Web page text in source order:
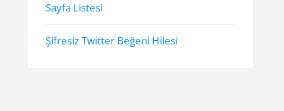
Sayfa Listesi
Şifresiz Twitter Beğeni Hilesi